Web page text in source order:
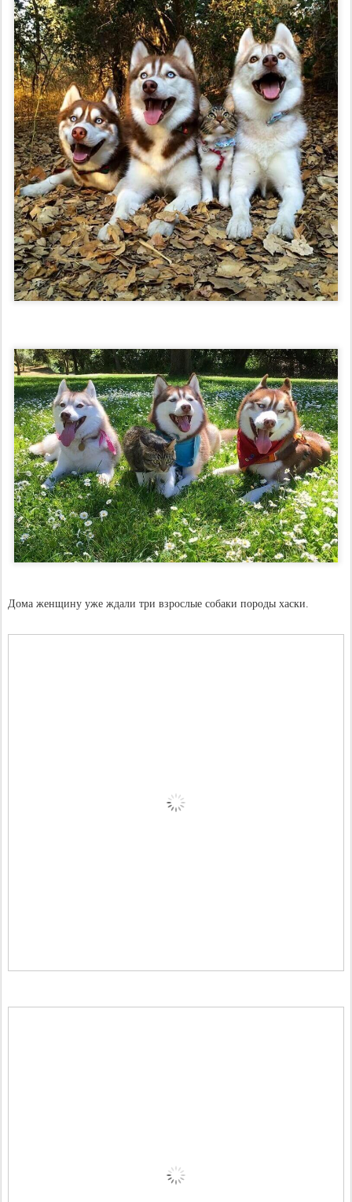
Дома женщину уже ждали три взрослые собаки породы хаски.